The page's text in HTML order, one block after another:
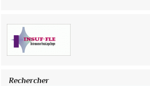
Rechercher